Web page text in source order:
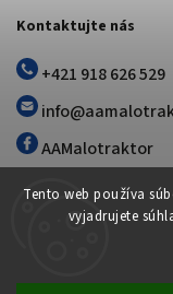
Tento web používa
vyjadrujete
Kontaktujte nás
+421 918 626 529
AAMalotraktor